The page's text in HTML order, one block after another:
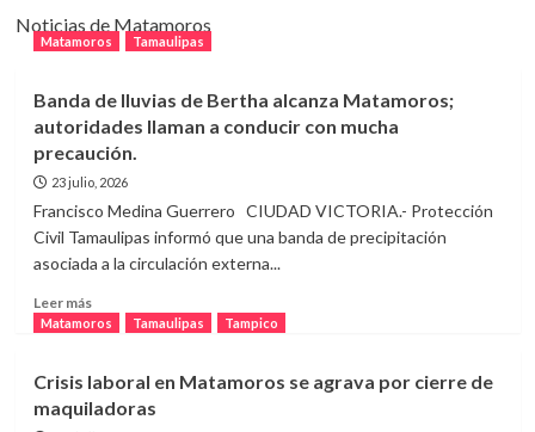
Noticias de Matamoros
Matamoros Tamaulipas
Banda de lluvias de Bertha alcanza Matamoros;
autoridades llaman a conducir con mucha
precaución.
23 julio, 2026
Francisco Medina Guerrero CIUDAD VICTORIA.- Protección
Civil Tamaulipas informó que una banda de precipitación
asociada a la circulación externa...
Leer másLeer
más
de
lluvias
Matamoros Tamaulipas Tampico
Crisis laboral en Matamoros se agrava por cierre de
maquiladoras